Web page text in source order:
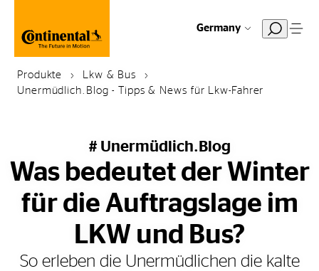
Germany
Produkte
Lkw & Bus
Unermüdlich.Blog - Tipps & News für Lkw-Fahrer
# Unermüdlich.Blog
Was bedeutet der Winter
für die Auftragslage im
LKW und Bus?
So erleben die Unermüdlichen die kalte